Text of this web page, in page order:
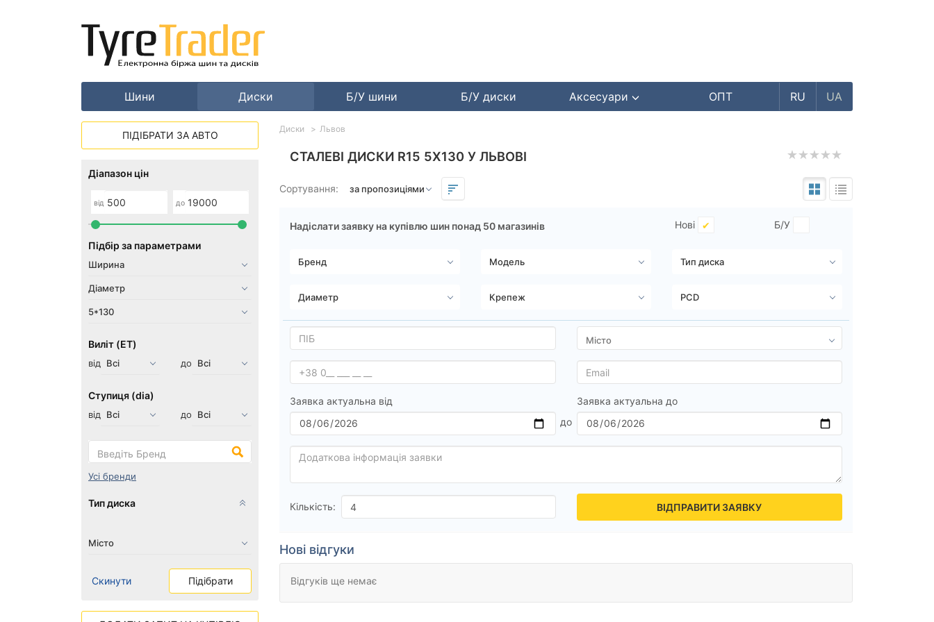
Шини Диски Б/У шини Б/У диски Аксесуари ОПТ RU UA
СТАЛЕВІ ДИСКИ R15 5X130 У ЛЬВОВІ
Сортування:
Надіслати заявку на купівлю шин понад 50 магазинів Нові Б/У
Заявка актуальна від Заявка актуальна до
Кількість: ВІДПРАВИТИ ЗАЯВКУ
Нові відгуки
Відгуків ще немає
Диски Львов
ПІДІБРАТИ ЗА АВТО
Діапазон цін
від до
Підбір за параметрами
Виліт (ET)
від до
Ступиця (dia)
від до
Усі бренди
Тип диска
Скинути Підібрати